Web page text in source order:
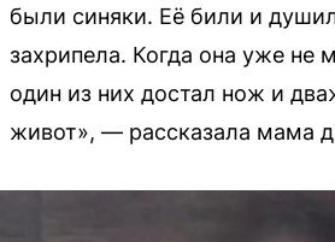
были синяки. Её били и
захрипела. Когда она уже не
один из них достал нож и
живот», — рассказала мама